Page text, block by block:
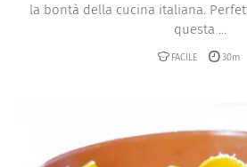
la bontà della cucina italiana.
questa ...
FACILE 30m